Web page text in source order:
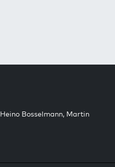
Heino Bosselmann, Martin